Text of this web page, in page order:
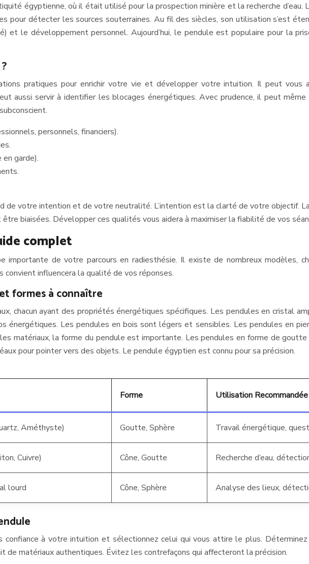
égyptienne, où il était utilisé pour la prospection minière et la recherche
pour détecter les sources souterraines. Au fil des siècles, son utilisation s’est
et le développement personnel. Aujourd’hui, le pendule est populaire pour la
pratiques pour enrichir votre vie et développer votre intuition. Il peut vous
aussi servir à identifier les blocages énergétiques. Avec prudence, il peut
personnels, financiers).
en garde).
de votre intention et de votre neutralité. L’intention est la clarté de votre objectif.
biaisées. Développer ces qualités vous aidera à maximiser la fiabilité de vos
complet
de votre parcours en radiesthésie. Il existe de nombreux modèles,
convient influencera la qualité de vos réponses.
formes à connaître
chacun ayant des propriétés énergétiques spécifiques. Les pendules en cristal
énergétiques. Les pendules en bois sont légers et sensibles. Les pendules en
matériaux, la forme du pendule est importante. Les pendules en forme de
pour pointer vers des objets. Le pendule égyptien est connu pour sa précision.
Forme Utilisation Recommandée
Améthyste) Goutte, Sphère Travail énergétique,
Cuivre) Cône, Goutte Recherche d’eau,
lourd Cône, Sphère Analyse des lieux,
confiance à votre intuition et sélectionnez celui qui vous attire le plus.
de matériaux authentiques. Évitez les contrefaçons qui affecteront la précision.